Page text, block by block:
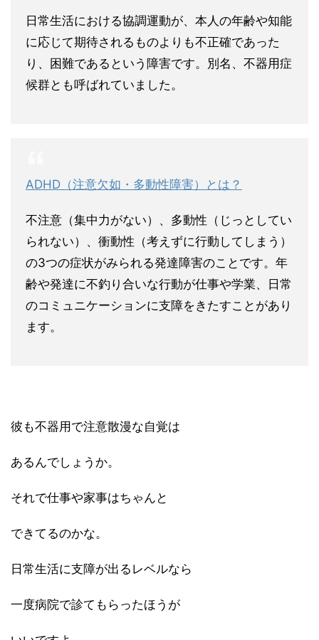
日常生活における協調運動が、本人の年齢や知能
に応じて期待されるものよりも不正確であった
り、困難であるという障害です。別名、不器用症
候群とも呼ばれていました。
ADHD（注意欠如・多動性障害）とは？
不注意（集中力がない）、多動性（じっとしてい
られない）、衝動性（考えずに行動してしまう）
の3つの症状がみられる発達障害のことです。年
齢や発達に不釣り合いな行動が仕事や学業、日常
のコミュニケーションに支障をきたすことがあり
ます。
彼も不器用で注意散漫な自覚は
あるんでしょうか。
それで仕事や家事はちゃんと
できてるのかな。
日常生活に支障が出るレベルなら
一度病院で診てもらったほうが